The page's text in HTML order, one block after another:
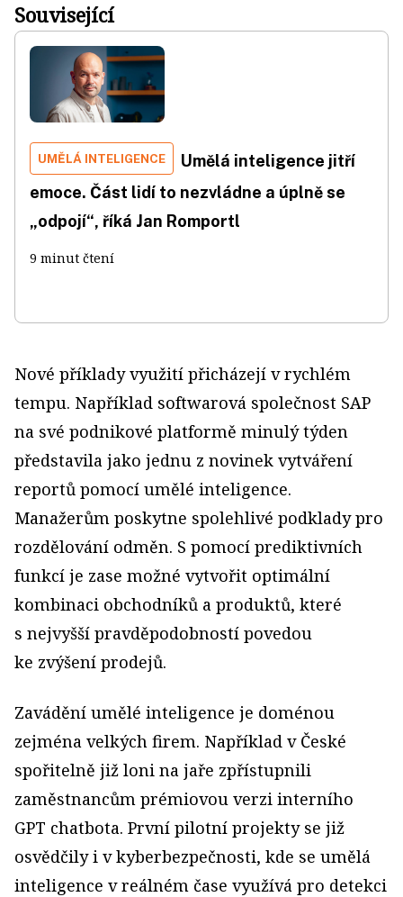
Související
UMĚLÁ INTELIGENCE
Umělá inteligence jitří
emoce. Část lidí to nezvládne a úplně se
„odpojí“, říká Jan Romportl
9 minut čtení
Nové příklady využití přicházejí v rychlém
tempu. Například softwarová společnost SAP
na své podnikové platformě minulý týden
představila jako jednu z novinek vytváření
reportů pomocí umělé inteligence.
Manažerům poskytne spolehlivé podklady pro
rozdělování odměn. S pomocí prediktivních
funkcí je zase možné vytvořit optimální
kombinaci obchodníků a produktů, které
s nejvyšší pravděpodobností povedou
ke zvýšení prodejů.
Zavádění umělé inteligence je doménou
zejména velkých firem. Například v České
spořitelně již loni na jaře zpřístupnili
zaměstnancům prémiovou verzi interního
GPT chatbota. První pilotní projekty se již
osvědčily i v kyberbezpečnosti, kde se umělá
inteligence v reálném čase využívá pro detekci